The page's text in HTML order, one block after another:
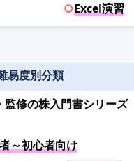
○Excel演習
易度別分類
監修の株入門書シリーズ
～初心者向け